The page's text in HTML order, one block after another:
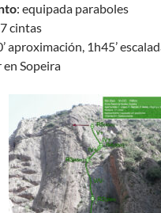
: equipada paraboles
cintas
aproximación, 1h45’
en Sopeira